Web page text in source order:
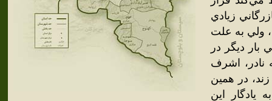
زيادي
درآمد، ولي به علت
بار ديگر در
و اين وضع تا سال 1143 ه.ق که نادر، اشرف
ه.ق، لطفعلي‌خان زند، در همين
اين